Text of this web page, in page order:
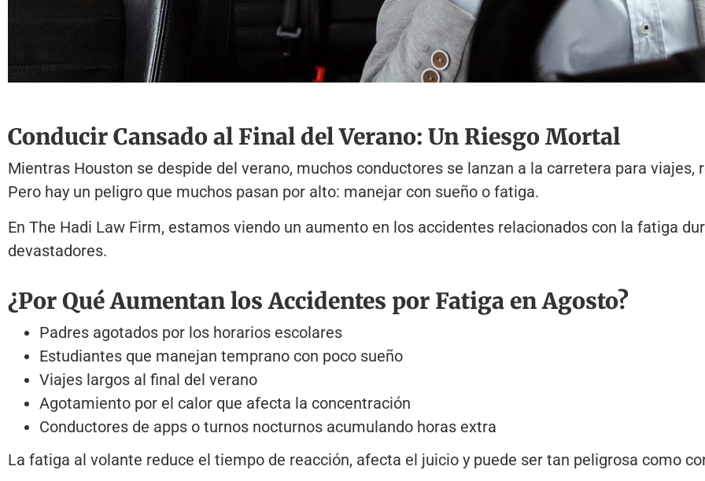
Conducir Cansado al Final del Verano: Un Riesgo Mortal
Mientras Houston se despide del verano, muchos conductores se lanzan a la carretera para
Pero hay un peligro que muchos pasan por alto: manejar con sueño o fatiga.
En The Hadi Law Firm, estamos viendo un aumento en los accidentes relacionados con la fatiga
devastadores.
¿Por Qué Aumentan los Accidentes por Fatiga en Agosto?
Padres agotados por los horarios escolares
Estudiantes que manejan temprano con poco sueño
Viajes largos al final del verano
Agotamiento por el calor que afecta la concentración
Conductores de apps o turnos nocturnos acumulando horas extra
La fatiga al volante reduce el tiempo de reacción, afecta el juicio y puede ser tan peligrosa como